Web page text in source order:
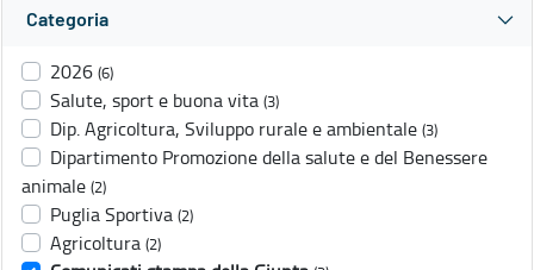
Categoria
2026 (6)
Salute, sport e buona vita (3)
Dip. Agricoltura, Sviluppo rurale e ambientale (3)
Dipartimento Promozione della salute e del Benessere
animale (2)
Puglia Sportiva (2)
Agricoltura (2)